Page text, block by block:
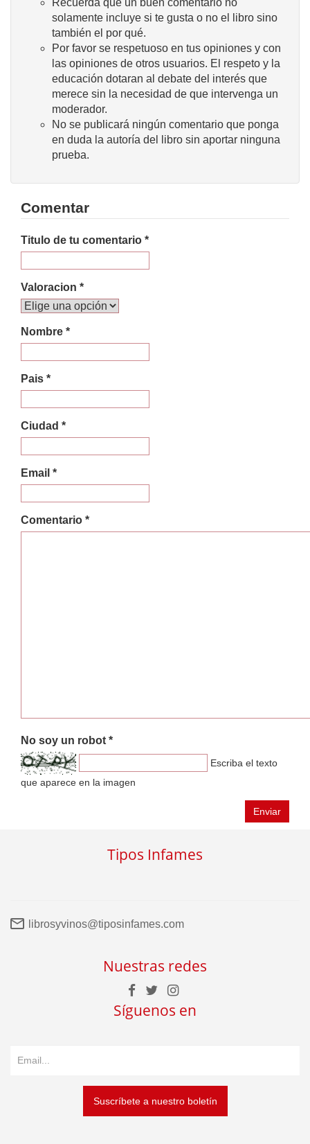
Recuerda que un buen comentario no
solamente incluye si te gusta o no el libro sino
también el por qué.
Por favor se respetuoso en tus opiniones y con
las opiniones de otros usuarios. El respeto y la
educación dotaran al debate del interés que
merece sin la necesidad de que intervenga un
moderador.
No se publicará ningún comentario que ponga
en duda la autoría del libro sin aportar ninguna
prueba.
Comentar
Titulo de tu comentario *
Valoracion *
Nombre *
Pais *
Ciudad *
Email *
Comentario *
No soy un robot *
Escriba el texto
que aparece en la imagen
Enviar
Tipos Infames
librosyvinos@tiposinfames.com
Nuestras redes
Síguenos en
Suscríbete a nuestro boletín